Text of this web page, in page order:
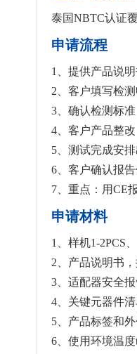
泰国NBTC认证
申请流程
1、提供产品说
2、客户填写检
3、确认检测标准
4、客户产品整改
5、测试完成安排
6、客户确认报
7、重点：用CE
申请材料
1、样机1-2PCS、
2、产品说明书
3、适配器安全报
4、关键元器件
5、产品标签和
6、使用环境温